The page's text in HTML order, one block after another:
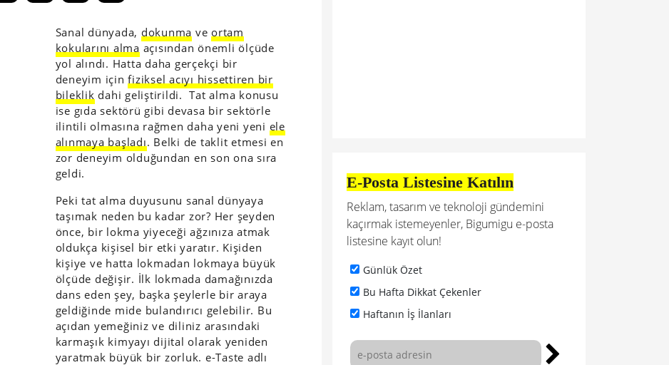
Sanal dünyada, dokunma veortam
kokularını alma açısından önemli ölçüde
yol alındı. Hatta daha gerçekçi bir
deneyim içinfiziksel acıyı hissettiren bir
bileklik dahi geliştirildi. Tat alma konusu
ise gıda sektörü gibi devasa bir sektörle
ilintili olmasına rağmen daha yeni yeni ele
alınmaya başladı. Belki de taklit etmesi en
zor deneyim olduğundan en son ona sıra
geldi.
Peki tat alma duyusunu sanal dünyaya
taşımak neden bu kadar zor? Her şeyden
önce, bir lokma yiyeceği ağzınıza atmak
oldukça kişisel bir etki yaratır. Kişiden
kişiye ve hatta lokmadan lokmaya büyük
ölçüde değişir. İlk lokmada damağınızda
dans eden şey, başka şeylerle bir araya
geldiğinde mide bulandırıcı gelebilir. Bu
açıdan yemeğiniz ve diliniz arasındaki
karmaşık kimyayı dijital olarak yeniden
yaratmak büyük bir zorluk. e-Taste adlı
E-Posta Listesine Katılın
Reklam, tasarım ve teknoloji gündemini
kaçırmak istemeyenler, Bigumigu e-posta
listesine kayıt olun!
Günlük Özet
Bu Hafta Dikkat Çekenler
Haftanın İş İlanları